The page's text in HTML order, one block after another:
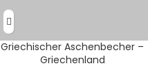
Griechischer Aschenbecher –
Griechenland